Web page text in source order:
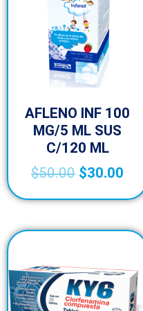
AFLENO INF 100
MG/5 ML SUS
C/120 ML
$50.00 $30.00